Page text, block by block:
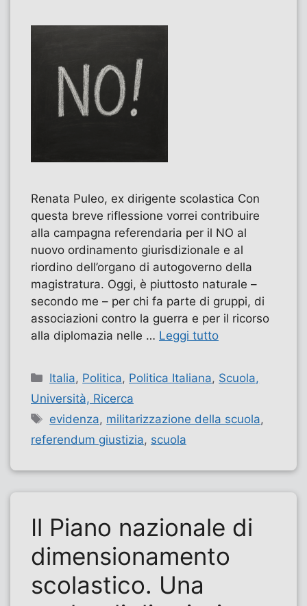
Renata Puleo, ex dirigente scolastica Con
questa breve riflessione vorrei contribuire
alla campagna referendaria per il NO al
nuovo ordinamento giurisdizionale e al
riordino dell’organo di autogoverno della
magistratura. Oggi, è piuttosto naturale –
secondo me – per chi fa parte di gruppi, di
associazioni contro la guerra e per il ricorso
alla diplomazia nelle … Leggi tutto
Categorie
Italia, Politica, Politica Italiana, Scuola,
Università, Ricerca
Tag
evidenza, militarizzazione della scuola,
referendum giustizia, scuola
Il Piano nazionale di
dimensionamento
scolastico. Una